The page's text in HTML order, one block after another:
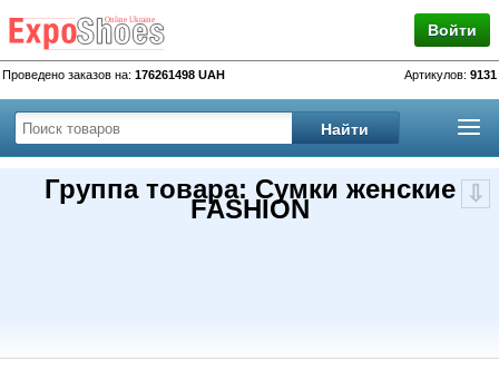
Войти
Проведено заказов на: 176261498 UAH Артикулов: 9131
Группа товара: Сумки женские
FASHION